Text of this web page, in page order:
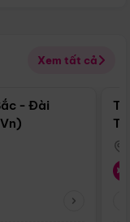
Xem tất cả
Điểm nổi bật
- Đài